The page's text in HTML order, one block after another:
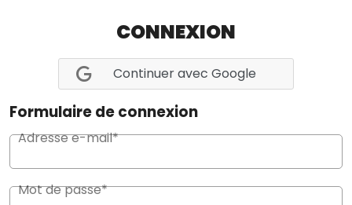
CONNEXION
Continuer avec Google
Formulaire de connexion
Adresse e-mail*
Mot de passe*